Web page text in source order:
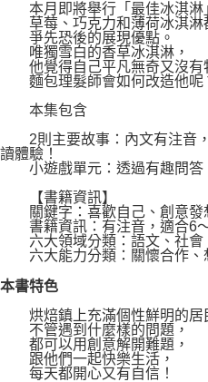
本月即將舉行「最佳冰淇淋
草莓、巧克力和薄荷冰淇淋
爭先恐後的展現優點。
唯獨雪白的香草冰淇淋，
他覺得自己平凡無奇又沒有
麵包理髮師會如何改造他呢
本集包含
2則主要故事：內文有注音，
讀體驗！
小遊戲單元：透過有趣問答
【書籍資訊】
關鍵字：喜歡自己、創意發
書籍資訊：有注音，適合6
六大領域分類：語文、社會
六大能力分類：關懷合作、
本書特色
烘焙鎮上充滿個性鮮明的居
不管遇到什麼樣的問題，
都可以用創意解開難題，
跟他們一起快樂生活，
每天都開心又有自信！